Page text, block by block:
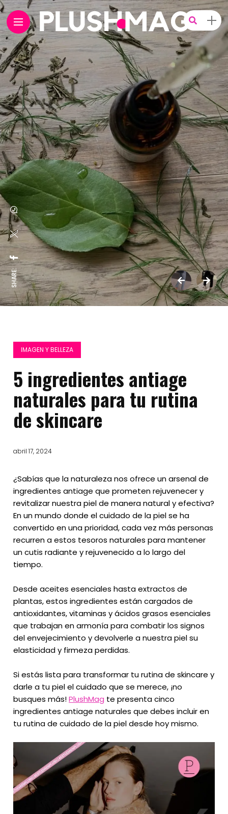
SHARE:
IMAGEN Y BELLEZA
5 ingredientes antiage
naturales para tu rutina
de skincare
abril 17, 2024
¿Sabías que la naturaleza nos ofrece un arsenal de
ingredientes antiage que prometen rejuvenecer y
revitalizar nuestra piel de manera natural y efectiva?
En un mundo donde el cuidado de la piel se ha
convertido en una prioridad, cada vez más personas
recurren a estos tesoros naturales para mantener
un cutis radiante y rejuvenecido a lo largo del
tiempo.
Desde aceites esenciales hasta extractos de
plantas, estos ingredientes están cargados de
antioxidantes, vitaminas y ácidos grasos esenciales
que trabajan en armonía para combatir los signos
del envejecimiento y devolverle a nuestra piel su
elasticidad y firmeza perdidas.
Si estás lista para transformar tu rutina de skincare y
darle a tu piel el cuidado que se merece, ¡no
busques más!PlushMag te presenta cinco
ingredientes antiage naturales que debes incluir en
tu rutina de cuidado de la piel desde hoy mismo.